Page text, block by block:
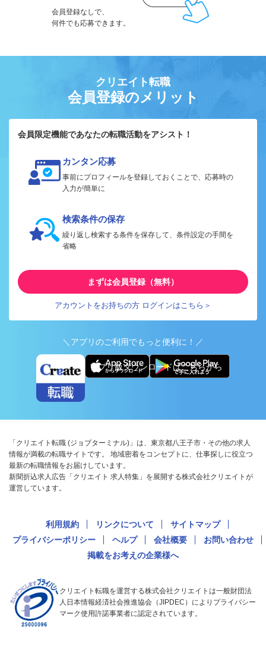
会員登録なしで、
何件でも応募できます。
クリエイト転職
会員登録のメリット
会員限定機能であなたの転職活動をアシスト！
カンタン応募
事前にプロフィールを登録しておくことで、応募時の
入力が簡単に
検索条件の保存
繰り返し検索する条件を保存して、条件設定の手間を
省略
まずは会員登録（無料）
アカウントをお持ちの方 ログインはこちら＞
＼アプリのご利用でもっと便利に！／
アプリ版ダウンロードはこちらから
「クリエイト転職 (ジョブターミナル)」は、東京都八王子市・その他の求人
情報が満載の転職サイトです。 地域密着をコンセプトに、仕事探しに役立つ
最新の転職情報をお届けしています。
新聞折込求人広告「クリエイト 求人特集」を展開する株式会社クリエイトが
運営しています。
利用規約 リンクについて
サイトマップ
プライバシーポリシー
ヘルプ 会社概要
お問い合わせ
掲載をお考えの企業様へ
クリエイト転職を運営する株式会社クリエイトは一般財団法
人日本情報経済社会推進協会（JIPDEC）によりプライバシー
マーク使用許諾事業者に認定されています。